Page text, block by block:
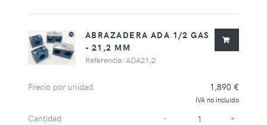
ABRAZADERA ADA 1/2 GAS
- 21,2 MM
Referencia: ADA21,2
Precio por unidad 1,890 €
IVA no incluido
Cantidad - +